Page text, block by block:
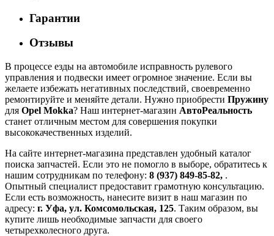
Гарантии
Отзывы
В процессе езды на автомобиле исправность рулевого
управления и подвески имеет огромное значение. Если вы
желаете избежать негативных последствий, своевременно
ремонтируйте и меняйте детали. Нужно приобрести Пружину
для Opel Mokka? Наш интернет-магазин АвтоРеальность
станет отличным местом для совершения покупки
высококачественных изделий.
На сайте интернет-магазина представлен удобный каталог
поиска запчастей. Если это не помогло в выборе, обратитесь к
нашим сотрудникам по телефону: 8 (937) 849-85-82, .
Опытный специалист предоставит грамотную консультацию.
Если есть возможность, нанесите визит в наш магазин по
адресу: г. Уфа, ул. Комсомольская, 125. Таким образом, вы
купите лишь необходимые запчасти для своего
четырехколесного друга.